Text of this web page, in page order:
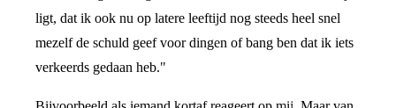
ligt, dat ik ook nu op latere leeftijd nog steeds heel snel
mezelf de schuld geef voor dingen of bang ben dat ik iets
verkeerds gedaan heb."